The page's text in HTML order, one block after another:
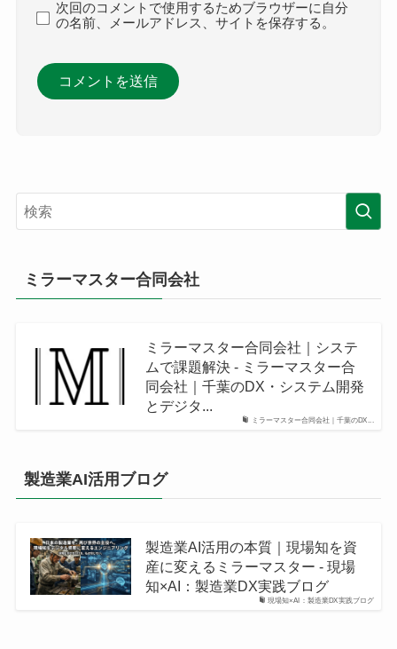
次回のコメントで使用するためブラウザーに自分
の名前、メールアドレス、サイトを保存する。
ミラーマスター合同会社
ミラーマスター合同会社｜千葉のDX...
ミラーマスター合同会社｜システ
ムで課題解決 - ミラーマスター合
同会社｜千葉のDX・システム開発
とデジタ...
製造業AI活用ブログ
現場知×AI：製造業DX実践ブログ
製造業AI活用の本質｜現場知を資
産に変えるミラーマスター - 現場
知×AI：製造業DX実践ブログ